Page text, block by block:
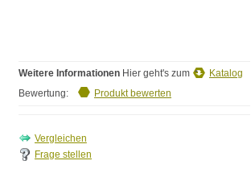
Weitere Informationen Hier geht's zum
Katalog
Bewertung:
Produkt bewerten
Frage stellen